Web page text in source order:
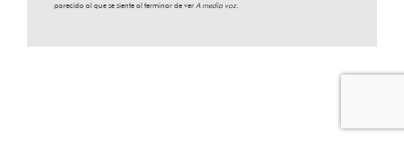
parecido al que se siente al terminar de ver A media voz.